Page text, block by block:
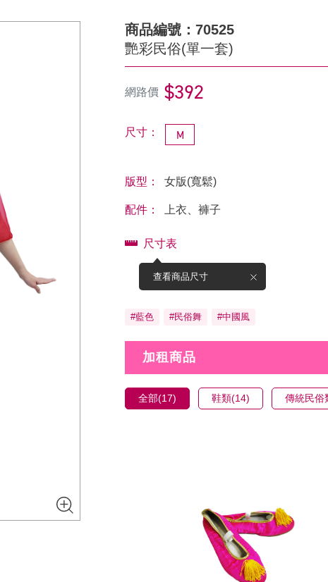
商品編號：70525
艷彩民俗(單一套)
網路價 $392
尺寸： M
版型： 女版(寬鬆)
配件： 上衣、褲子
尺寸表
查看商品尺寸
#藍色 #民俗舞 #中國風
加租商品
全部(17) 鞋類(14) 傳統民俗